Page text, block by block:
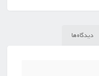
دیدگاه‌ها